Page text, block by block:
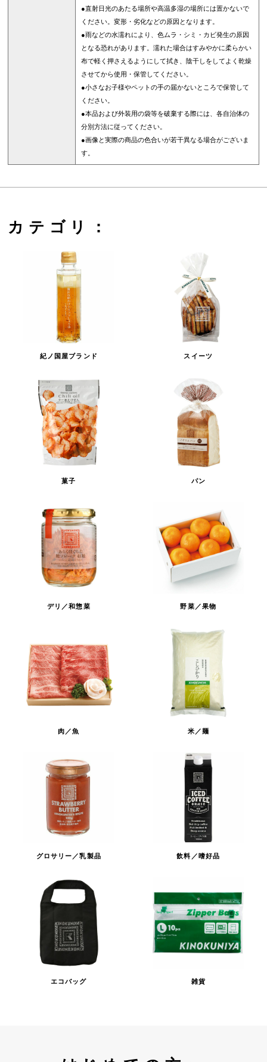
●直射日光のあたる場所や高温多湿の場所には置かないで
ください。変形・劣化などの原因となります。
●雨などの水濡れにより、色ムラ・シミ・カビ発生の原因
となる恐れがあります。濡れた場合はすみやかに柔らかい
布で軽く押さえるようにして拭き、陰干しをしてよく乾燥
させてから使用・保管してください。
●小さなお子様やペットの手の届かないところで保管して
ください。
●本品および外装用の袋等を破棄する際には、各自治体の
分別方法に従ってください。
●画像と実際の商品の色合いが若干異なる場合がございま
す。
カテゴリ：
紀ノ国屋ブランド スイーツ
菓子 パン
デリ／和惣菜 野菜／果物
肉／魚 米／麺
グロサリー／乳製品 飲料／嗜好品
エコバッグ 雑貨